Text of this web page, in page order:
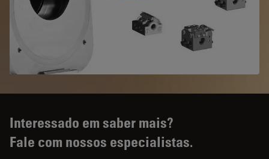
Interessado em saber mais?
Fale com nossos especialistas.